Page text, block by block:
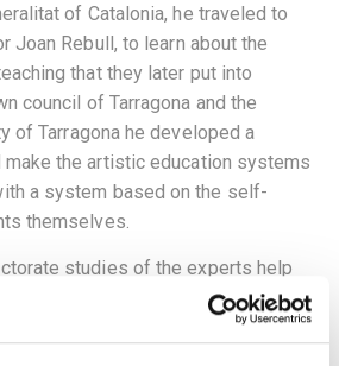
of Catalonia, he traveled to
Joan Rebull, to learn about the
that they later put into
council of Tarragona and the
of Tarragona he developed a
the artistic education systems
a system based on the self-
themselves.
studies of the experts help
the provenance of some works.
by Ignasi Maillol belonged to